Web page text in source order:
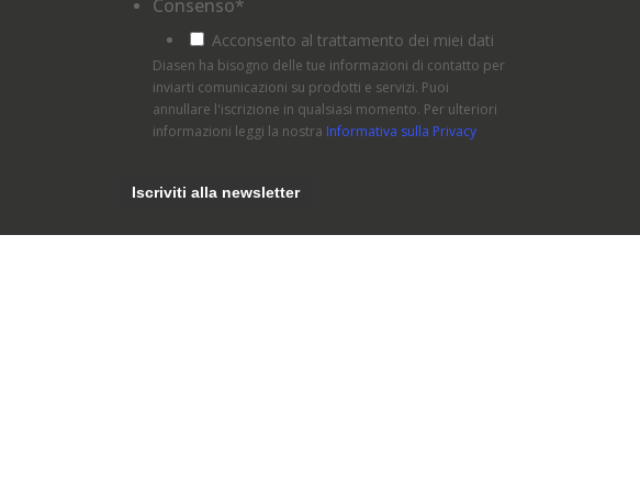
Consenso*
Acconsento al trattamento dei miei dati
Diasen ha bisogno delle tue informazioni di contatto per
inviarti comunicazioni su prodotti e servizi. Puoi
annullare l'iscrizione in qualsiasi momento. Per ulteriori
informazioni leggi la nostra Informativa sulla Privacy